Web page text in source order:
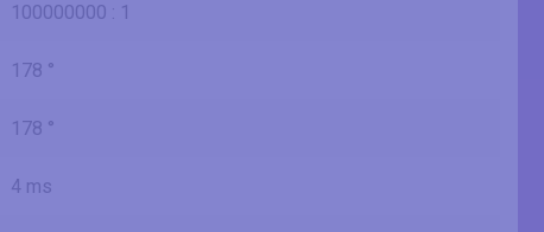
100000000 : 1
178 °
178 °
4 ms